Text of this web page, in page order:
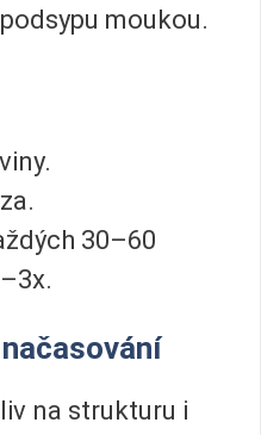
moukou.
30–60
na strukturu i